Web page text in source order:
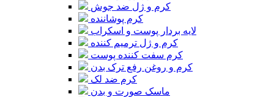
کرم و ژل ضد جوش
کرم پوشاننده
لایه بردار پوست و اسکراب
کرم و ژل ترمیم کننده
کرم سفت کننده پوست
کرم و روغن رفع ترک بدن
کرم ضد لک
ماسک صورت و بدن